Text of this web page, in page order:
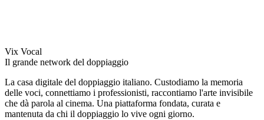
Vix Vocal
Il grande network del doppiaggio
La casa digitale del doppiaggio italiano. Custodiamo la memoria
delle voci, connettiamo i professionisti, raccontiamo l'arte invisibile
che dà parola al cinema. Una piattaforma fondata, curata e
mantenuta da chi il doppiaggio lo vive ogni giorno.